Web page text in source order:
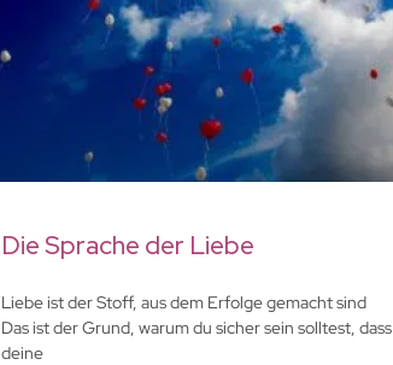
Die Sprache der Liebe
Liebe ist der Stoff, aus dem Erfolge gemacht sind
Das ist der Grund, warum du sicher sein solltest, dass
deine